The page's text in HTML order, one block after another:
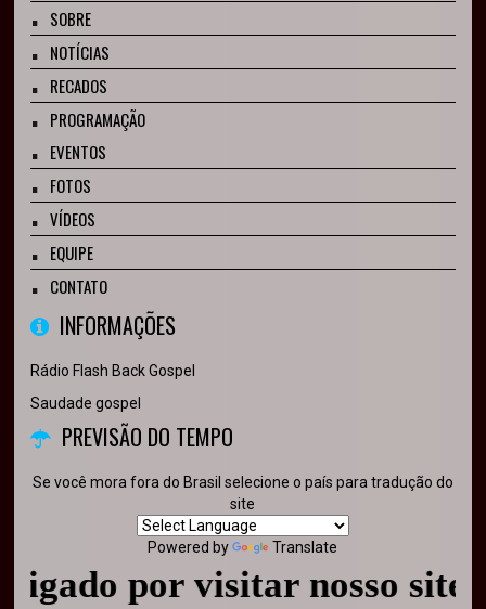
SOBRE
NOTÍCIAS
RECADOS
PROGRAMAÇÃO
EVENTOS
FOTOS
VÍDEOS
EQUIPE
CONTATO
INFORMAÇÕES
Rádio Flash Back Gospel
Saudade gospel
PREVISÃO DO TEMPO
Se você mora fora do Brasil selecione o país para tradução do
site
Powered by Translate
por visitar nosso site -